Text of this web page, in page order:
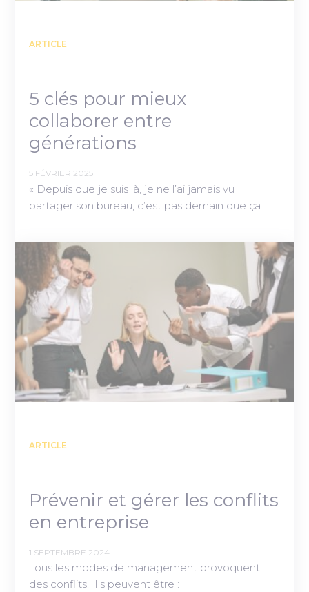
ARTICLE
5 clés pour mieux
collaborer entre
générations
5 FÉVRIER 2025
« Depuis que je suis là, je ne l’ai jamais vu
partager son bureau, c’est pas demain que ça…
ARTICLE
Prévenir et gérer les conflits
en entreprise
1 SEPTEMBRE 2024
Tous les modes de management provoquent
des conflits. Ils peuvent être :